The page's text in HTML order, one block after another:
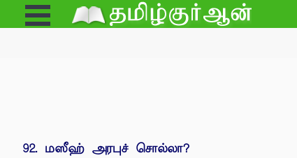
Open
Menu
92. மஸீஹ் அரபுச் சொல்லா?